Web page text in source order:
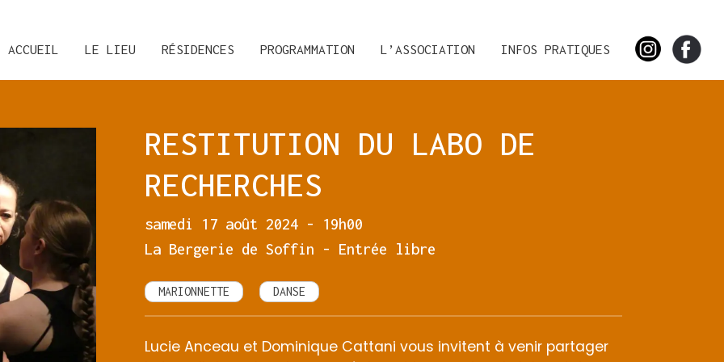
ACCUEIL LE LIEU RÉSIDENCES PROGRAMMATION L’ASSOCIATION INFOS PRATIQUES
INSTAGRAM
RESTITUTION DU LABO DE
RECHERCHES
samedi 17 août 2024 - 19h00
La Bergerie de Soffin - Entrée libre
MARIONNETTE DANSE
Lucie Anceau et Dominique Cattani vous invitent à venir partager